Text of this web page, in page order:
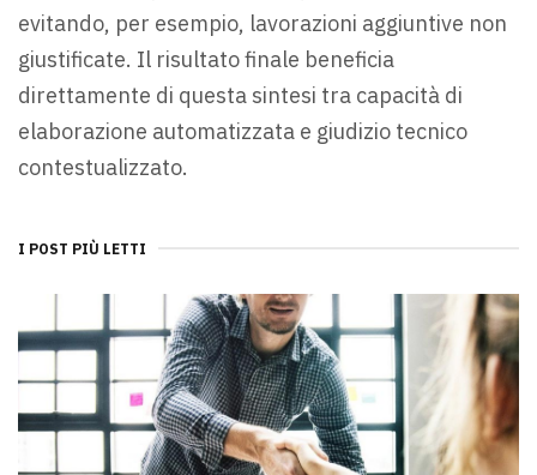
evitando, per esempio, lavorazioni aggiuntive non
giustificate. Il risultato finale beneficia
direttamente di questa sintesi tra capacità di
elaborazione automatizzata e giudizio tecnico
contestualizzato.
I POST PIÙ LETTI